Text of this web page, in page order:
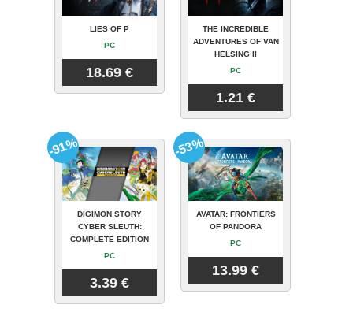
LIES OF P
PC
18.69 €
THE INCREDIBLE
ADVENTURES OF VAN
HELSING II
PC
1.21 €
DIGIMON STORY
CYBER SLEUTH:
COMPLETE EDITION
PC
3.39 €
-91%
AVATAR: FRONTIERS
OF PANDORA
PC
13.99 €
-53%